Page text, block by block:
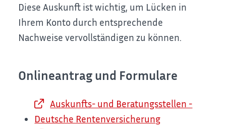
Diese Auskunft ist wichtig, um Lücken in
Ihrem Konto durch entsprechende
Nachweise vervollständigen zu können.
Onlineantrag und Formulare
Auskunfts- und Beratungsstellen -
Deutsche Rentenversicherung